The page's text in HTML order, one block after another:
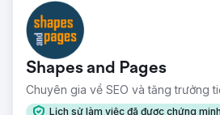
Thử thách
Walden Local, một chợ nông sản
trải nghiệm kỹ thuật số của mình và
vững, nhất quán để phát triển cơ sở
lượng thành viên giảm kể từ năm
mặt với những thách thức đáng kể
thương hiệu gắn kết và chiến lược
Shapes and Pages
Chuyên gia về SEO và tăng trưởng
Lịch sử làm việc đã được chứng minh